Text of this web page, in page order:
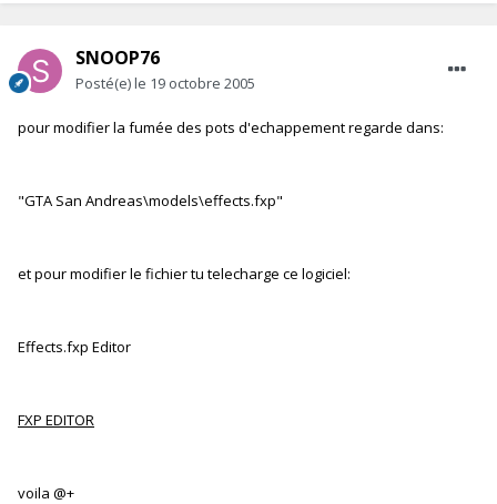
SNOOP76
Posté(e)le 19 octobre 2005
pour modifier la fumée des pots d'echappement regarde dans:
"GTA San Andreas\models\effects.fxp"
et pour modifier le fichier tu telecharge ce logiciel:
Effects.fxp Editor
FXP EDITOR
voila @+